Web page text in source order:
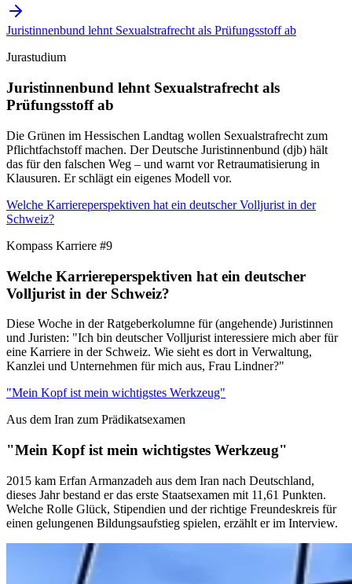
Juristinnenbund lehnt Sexualstrafrecht als Prüfungsstoff ab
Jurastudium
Juristinnenbund lehnt Sexualstrafrecht als
Prüfungsstoff ab
Die Grünen im Hessischen Landtag wollen Sexualstrafrecht zum
Pflichtfachstoff machen. Der Deutsche Juristinnenbund (djb) hält
das für den falschen Weg – und warnt vor Retraumatisierung in
Klausuren. Er schlägt ein eigenes Modell vor.
Welche Karriereperspektiven hat ein deutscher Volljurist in der
Schweiz?
Kompass Karriere #9
Welche Karriereperspektiven hat ein deutscher
Volljurist in der Schweiz?
Diese Woche in der Ratgeberkolumne für (angehende) Juristinnen
und Juristen: "Ich bin deutscher Volljurist interessiere mich aber für
eine Karriere in der Schweiz. Wie sieht es dort in Verwaltung,
Kanzlei und Unternehmen für mich aus, Frau Lindner?"
"Mein Kopf ist mein wichtigstes Werkzeug"
Aus dem Iran zum Prädikatsexamen
"Mein Kopf ist mein wichtigstes Werkzeug"
2015 kam Erfan Armanzadeh aus dem Iran nach Deutschland,
dieses Jahr bestand er das erste Staatsexamen mit 11,61 Punkten.
Welche Rolle Glück, Stipendien und der richtige Freundeskreis für
einen gelungenen Bildungsaufstieg spielen, erzählt er im Interview.